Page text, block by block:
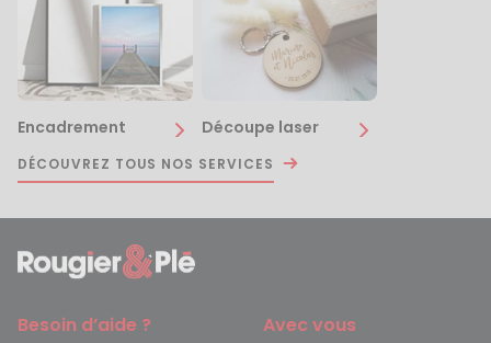
Encadrement Découpe laser
DÉCOUVREZ TOUS NOS SERVICES
Besoin d’aide ? Avec vous